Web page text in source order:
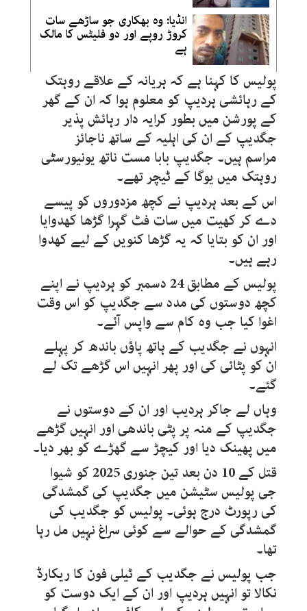
انڈیا: وہ بھکاری جو ساڑھے سات
کروڑ روپے اور دو فلیٹس کا مالک
ہے
پولیس کا کہنا ہے کہ ہریانہ کے علاقے روہتک
کے رہائشی ہردیپ کو معلوم ہوا کہ ان کے گھر
کے پورشن میں بطور کرایہ دار رہائش پذیر
جگدیپ کے ان کی اہلیہ کے ساتھ ناجائز
مراسم ہیں۔ جگدیپ بابا مست ناتھ یونیورسٹی
روہتک میں یوگا کے ٹیچر تھے۔
اس کے بعد ہردیپ نے کچھ مزدوروں کو پیسے
دے کر کھیت میں سات فٹ گہرا گڑھا کھدوایا
اور ان کو بتایا کہ یہ گڑھا کنویں کے لیے کھدوا
رہے ہیں۔
پولیس کے مطابق 24 دسمبر کو ہردیپ نے اپنے
کچھ دوستوں کی مدد سے جگدیپ کو اس وقت
اغوا کیا جب وہ کام سے واپس آئے۔
انہوں نے جگدیب کے ہاتھ پاؤں باندھ کر پہلے
ان کو پٹائی کی اور پھر انہیں اس گڑھے تک لے
گئے۔
وہاں لے جاکر ہردیب اور ان کے دوستوں نے
جگدیپ کے منہ پر پٹی باندھی اور انہیں گڑھے
میں پھینک دیا اور کیچڑ سے گھڑے کو بھر دیا۔
قتل کے 10 دن بعد تین جنوری 2025 کو شیوا
جی پولیس سٹیشن میں جگدیپ کی گمشدگی
کی رپورٹ درج ہوئی۔ پولیس کو جگدیب کی
گمشدگی کے حوالے سے کوئی سراغ نہیں مل رہا
تھا۔
جب پولیس نے جگدیب کے ٹیلی فون کا ریکارڈ
نکالا تو انہیں ہردیپ اور ان کے ایک دوست کو